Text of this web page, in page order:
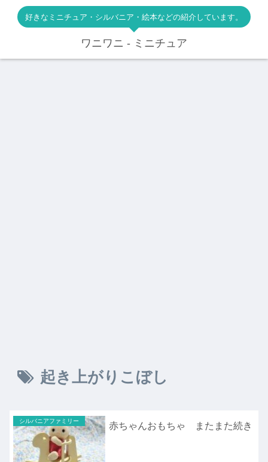
好きなミニチュア・シルバニア・絵本などの紹介しています。
ワニワニ - ミニチュア
起き上がりこぼし
シルバニアファミリー 赤ちゃんおもちゃ またまた続き